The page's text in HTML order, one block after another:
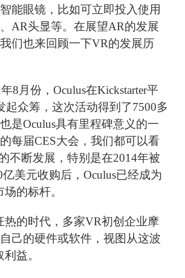
能眼镜，比如可立即投入使用
AR头显等。在展望AR的发展
们也来回顾一下VR的发展历
8月份，Oculus在Kickstarter平
起众筹，这次活动得到了7500多
是Oculus具有里程碑意义的一
每届CES大会，我们都可以看
不断发展，特别是在2014年被
亿美元收购后，Oculus已经成为
的标杆。
热的时代，多家VR初创企业摩
己的硬件或软件，视图从这波
益。